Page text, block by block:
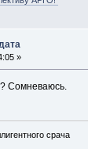
»
Сомневаюсь.
срача